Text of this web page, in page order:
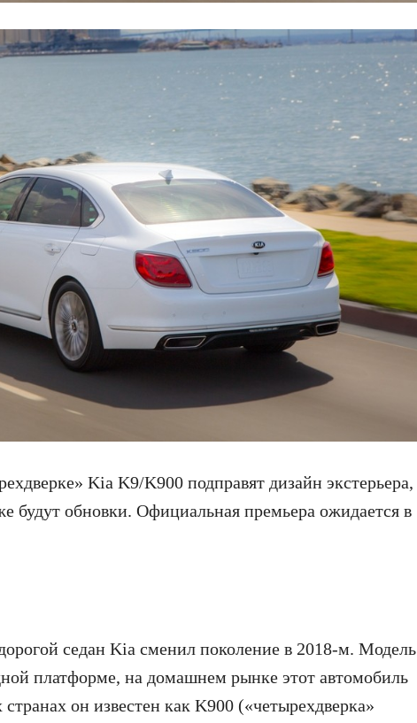
Kia K9/K900 подправят дизайн экстерьера,
будут обновки. Официальная премьера ожидается в
седан Kia сменил поколение в 2018-м. Модель
платформе, на домашнем рынке этот автомобиль
он известен как K900 («четырехдверка»